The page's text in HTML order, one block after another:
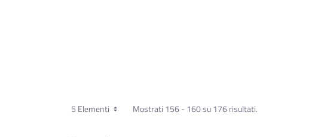
5 Elementi Mostrati 156 - 160 su 176 risultati.